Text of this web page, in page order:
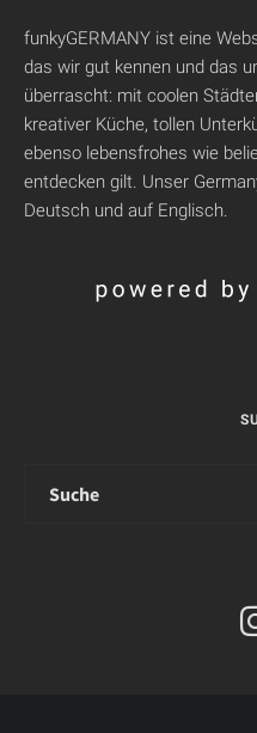
funkyGERMANY ist eine
das wir gut kennen und das
überrascht: mit coolen
kreativer Küche, tollen
ebenso lebensfrohes wie
entdecken gilt. Unser
Deutsch und auf Englisch.